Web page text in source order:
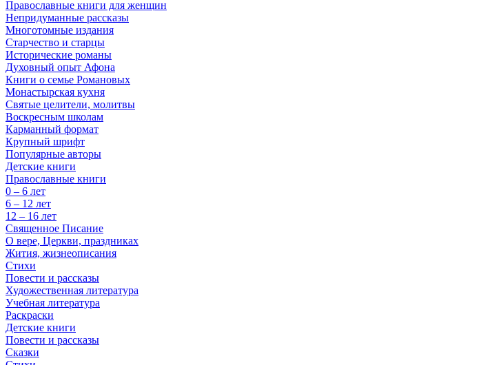
Православные книги для женщин
Непридуманные рассказы
Многотомные издания
Старчество и старцы
Исторические романы
Духовный опыт Афона
Книги о семье Романовых
Монастырская кухня
Святые целители, молитвы
Воскресным школам
Карманный формат
Крупный шрифт
Популярные авторы
Детские книги
Православные книги
0 – 6 лет
6 – 12 лет
12 – 16 лет
Священное Писание
О вере, Церкви, праздниках
Жития, жизнеописания
Стихи
Повести и рассказы
Художественная литература
Учебная литература
Раскраски
Детские книги
Повести и рассказы
Сказки